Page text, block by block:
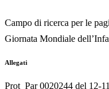
Campo di ricerca per le
Giornata Mondiale
Allegati
Prot_Par 0020244 del 12-